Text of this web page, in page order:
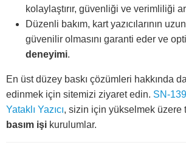
kolaylaştırır, güvenliği ve verimliliği
Düzenli bakım, kart yazıcılarının
güvenilir olmasını garanti eder ve
deneyimi.
En üst düzey baskı çözümleri hakkında
edinmek için sitemizi ziyaret edin. SN-
Yataklı Yazıcı, sizin için yükselmek üzere
basım işi kurulumlar.